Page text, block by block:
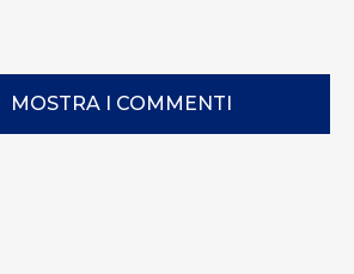
MOSTRA I COMMENTI